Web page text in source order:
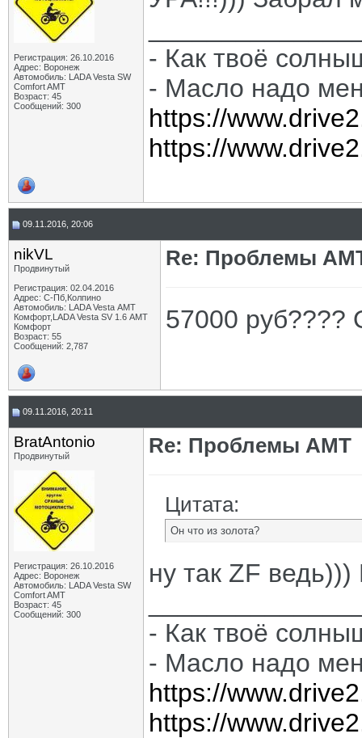
Регистрация: 26.10.2016
Адрес: Воронеж
Автомобиль: LADA Vesta SW
Comfort AMT
Возраст: 45
Сообщений: 300
- Как твоё
- Масло надо
https://
https://
09.11.2016, 20:06
nikVL
Продвинутый
Регистрация: 02.04.2016
Адрес: С-Пб,Колпино
Автомобиль: LADA Vesta АМТ
Комфорт,LADA Vesta SV 1.6 АМТ
Комфорт
Возраст: 55
Сообщений: 2,787
Re: Проблемы
57000 руб????
09.11.2016, 20:11
BratAntonio
Продвинутый
Регистрация: 26.10.2016
Адрес: Воронеж
Автомобиль: LADA Vesta SW
Comfort AMT
Возраст: 45
Сообщений: 300
Re: Проблемы АМТ
Цитата:
Он что из золота?
ну так ZF
- Как твоё
- Масло надо
https://
https://